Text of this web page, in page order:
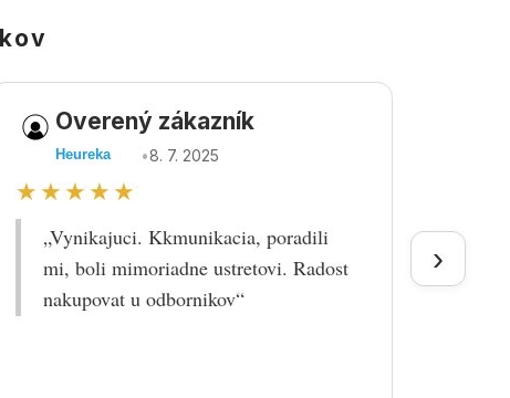
Overený zákazník
Heureka •8. 7. 2025
★★★★★
„Vynikajuci. Kkmunikacia, poradili
mi, boli mimoriadne ustretovi. Radost
nakupovat u odbornikov“
›